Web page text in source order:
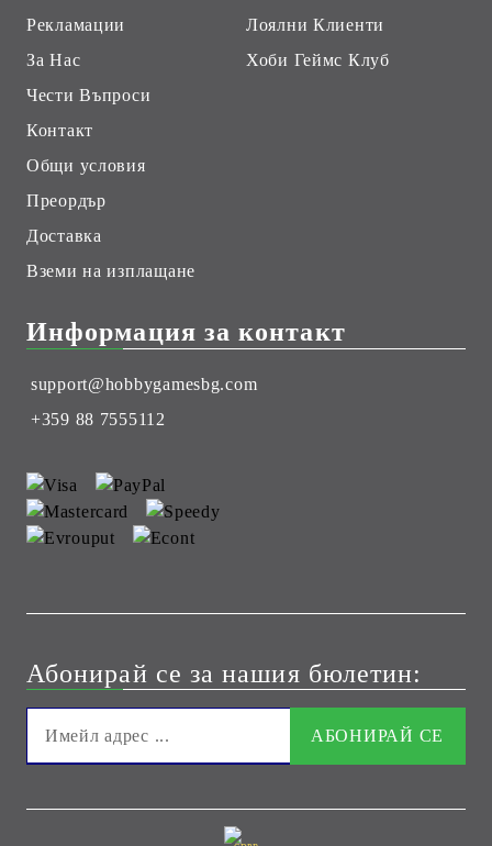
Рекламации
За Нас
Чести Въпроси
Контакт
Общи условия
Преордър
Доставка
Вземи на изплащане
Лоялни Клиенти
Хоби Геймс Клуб
Информация за контакт
support@hobbygamesbg.com
+359 88 7555112
Абонирай се за нашия бюлетин: